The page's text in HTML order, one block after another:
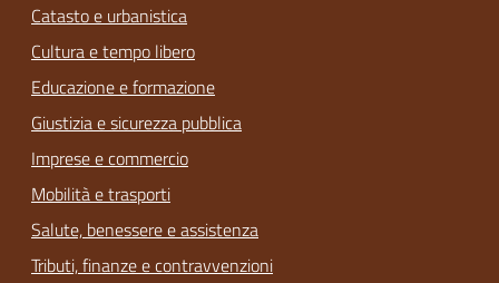
Catasto e urbanistica
Cultura e tempo libero
Educazione e formazione
Giustizia e sicurezza pubblica
Imprese e commercio
Mobilità e trasporti
Salute, benessere e assistenza
Tributi, finanze e contravvenzioni